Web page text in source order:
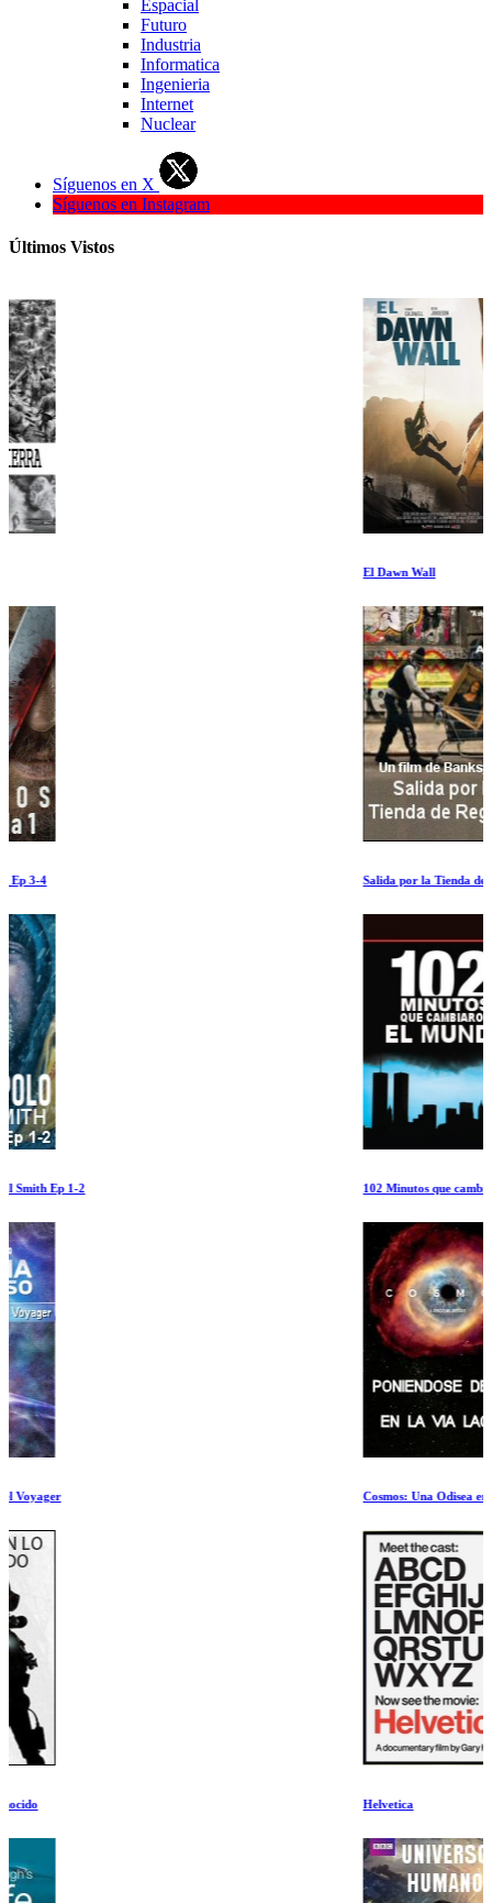
Espacial
Futuro
Industria
Informatica
Ingenieria
Internet
Nuclear
Síguenos en X
Síguenos en Instagram
Últimos Vistos
102 Minutos que cambiaron el Mundo
Cosmos: Una Odisea en el Espacio y el Tiempo. Poniendose de Pie en la Via Lactea